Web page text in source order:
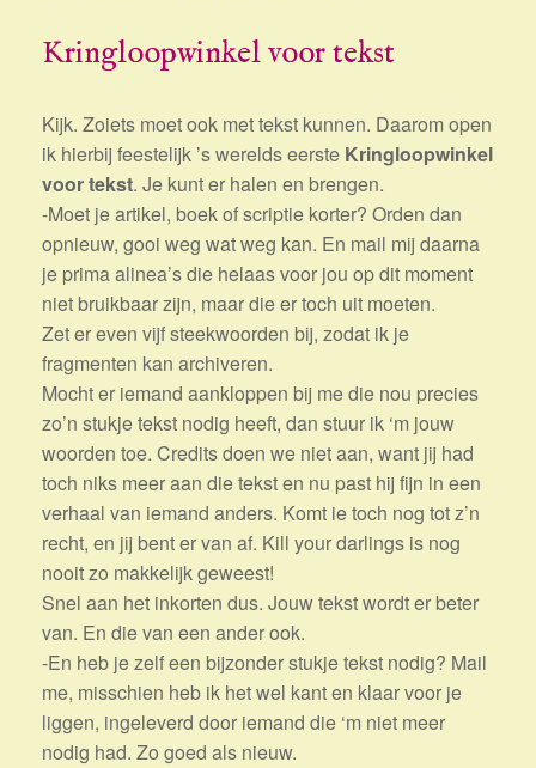
Kringloopwinkel voor tekst
Kijk. Zoiets moet ook met tekst kunnen. Daarom open
ik hierbij feestelijk ’s werelds eerste Kringloopwinkel
voor tekst. Je kunt er halen en brengen.
-Moet je artikel, boek of scriptie korter? Orden dan
opnieuw, gooi weg wat weg kan. En mail mij daarna
je prima alinea’s die helaas voor jou op dit moment
niet bruikbaar zijn, maar die er toch uit moeten.
Zet er even vijf steekwoorden bij, zodat ik je
fragmenten kan archiveren.
Mocht er iemand aankloppen bij me die nou precies
zo’n stukje tekst nodig heeft, dan stuur ik ‘m jouw
woorden toe. Credits doen we niet aan, want jij had
toch niks meer aan die tekst en nu past hij fijn in een
verhaal van iemand anders. Komt ie toch nog tot z’n
recht, en jij bent er van af. Kill your darlings is nog
nooit zo makkelijk geweest!
Snel aan het inkorten dus. Jouw tekst wordt er beter
van. En die van een ander ook.
-En heb je zelf een bijzonder stukje tekst nodig? Mail
me, misschien heb ik het wel kant en klaar voor je
liggen, ingeleverd door iemand die ‘m niet meer
nodig had. Zo goed als nieuw.